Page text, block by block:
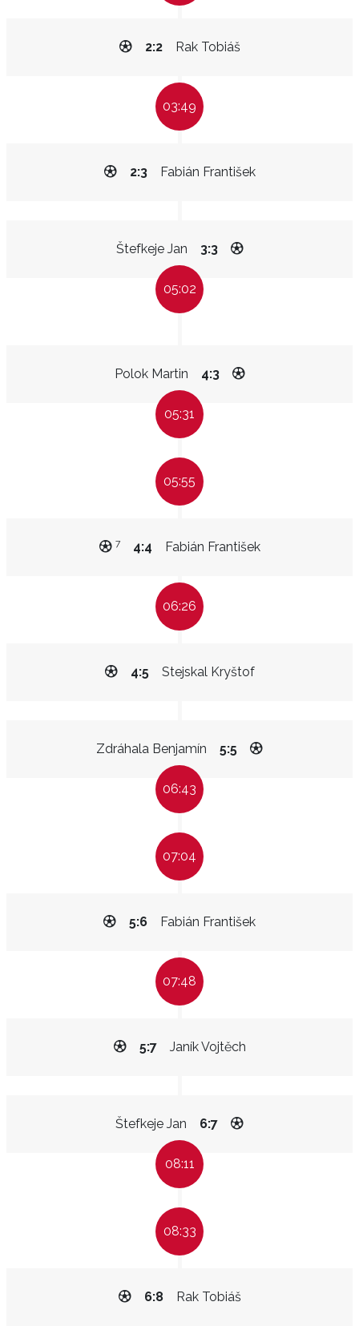
Rak Tobiáš
2:2
03:49
Fabián František
2:3
Štefkeje Jan 3:3
05:02
Polok Martin 4:3
05:31
05:55
Fabián František
4:4
7
06:26
Stejskal Kryštof
4:5
Zdráhala Benjamín 5:5
06:43
07:04
Fabián František
5:6
07:48
Janík Vojtěch
5:7
Štefkeje Jan 6:7
08:11
08:33
Rak Tobiáš
6:8